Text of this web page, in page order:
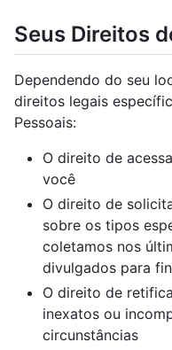
Seus Direitos
Dependendo do seu
direitos legais
Pessoais:
O direito de
você
O direito de
sobre os tipos
coletamos nos
divulgados para
O direito de
inexatos ou
circunstâncias